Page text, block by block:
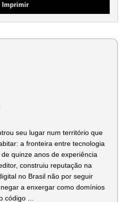
Imprimir
seu lugar num território que
a fronteira entre tecnologia
quinze anos de experiência
construiu reputação na
no Brasil não por seguir
a enxergar como domínios
código ...